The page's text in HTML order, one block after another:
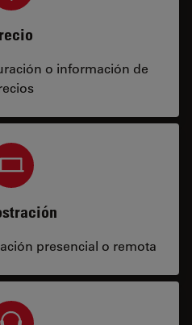
o información de
presencial o remota